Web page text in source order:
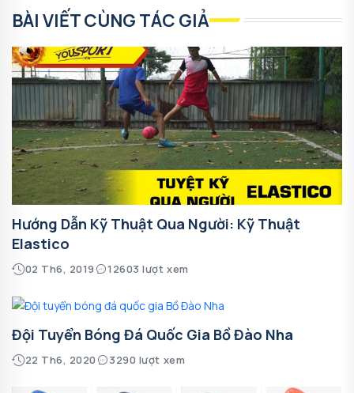
BÀI VIẾT CÙNG TÁC GIẢ
Hướng Dẫn Kỹ Thuật Qua Người: Kỹ Thuật
Elastico
02 Th6, 2019 12603 lượt xem
Đội Tuyển Bóng Đá Quốc Gia Bồ Đào Nha
22 Th6, 2020 3290 lượt xem